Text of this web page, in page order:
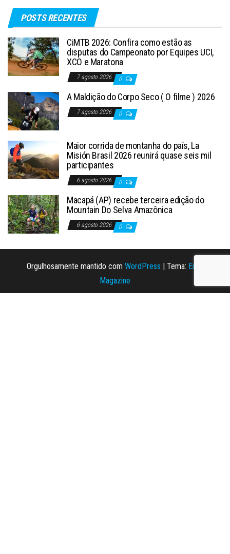
POSTS RECENTES
CiMTB 2026: Confira como estão as
disputas do Campeonato por Equipes UCI,
XCO e Maratona
7 agosto 2026 0
A Maldição do Corpo Seco ( O filme ) 2026
7 agosto 2026 0
Maior corrida de montanha do país, La
Misión Brasil 2026 reunirá quase seis mil
participantes
6 agosto 2026 0
Macapá (AP) recebe terceira edição do
Mountain Do Selva Amazônica
6 agosto 2026 0
Orgulhosamente mantido com WordPress | Tema: Envo
Magazine